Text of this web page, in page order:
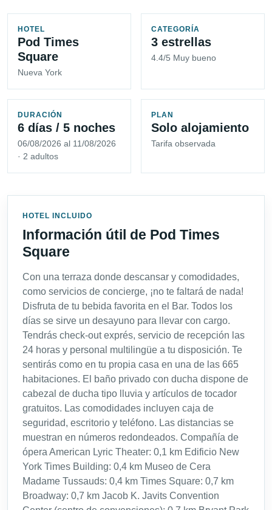
HOTEL
Pod Times
Square
Nueva York
CATEGORÍA
3 estrellas
4.4/5 Muy bueno
DURACIÓN
6 días / 5 noches
06/08/2026 al 11/08/2026
· 2 adultos
PLAN
Solo alojamiento
Tarifa observada
HOTEL INCLUIDO
Información útil de Pod Times
Square
Con una terraza donde descansar y comodidades,
como servicios de concierge, ¡no te faltará de nada!
Disfruta de tu bebida favorita en el Bar. Todos los
días se sirve un desayuno para llevar con cargo.
Tendrás check-out exprés, servicio de recepción las
24 horas y personal multilingüe a tu disposición. Te
sentirás como en tu propia casa en una de las 665
habitaciones. El baño privado con ducha dispone de
cabezal de ducha tipo lluvia y artículos de tocador
gratuitos. Las comodidades incluyen caja de
seguridad, escritorio y teléfono. Las distancias se
muestran en números redondeados. Compañía de
ópera American Lyric Theater: 0,1 km Edificio New
York Times Building: 0,4 km Museo de Cera
Madame Tussauds: 0,4 km Times Square: 0,7 km
Broadway: 0,7 km Jacob K. Javits Convention